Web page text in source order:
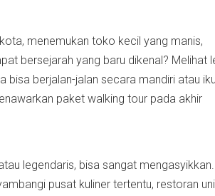
menemukan toko kecil yang manis,
bersejarah yang baru dikenal? Melihat
bisa berjalan-jalan secara mandiri atau
paket walking tour pada akhir
legendaris, bisa sangat mengasyikkan.
pusat kuliner tertentu, restoran